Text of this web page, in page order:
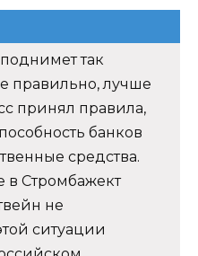
так
правильно, лучше
принял правила,
банков
средства.
в Стромбажект
не
ситуации